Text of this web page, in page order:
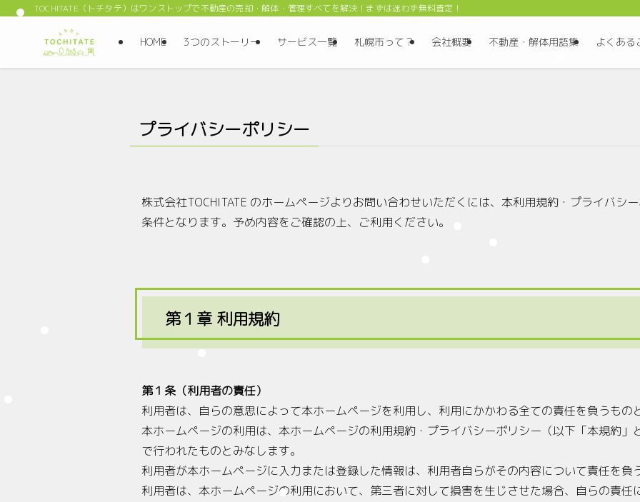
TOCHITATE（トチタテ）はワンストップで不動産の売却・解体・管理すべてを解決！まずは迷わず無料査定！
HOME 3つのストーリー サービス一覧 札幌市って？ 会社概要 不動産・解体用語集 よくある
プライバシーポリシー
株式会社TOCHITATE のホームページよりお問い合わせいただくには、本利用規約・プライバシ
条件となります。予め内容をご確認の上、ご利用ください。
第１章 利用規約
第１条（利用者の責任）
利用者は、自らの意思によって本ホームページを利用し、利用にかかわる全ての責任を負うもの
本ホームページの利用は、本ホームページの利用規約・プライバシーポリシー（以下「本規約」
で行われたものとみなします。
利用者が本ホームページに入力または登録した情報は、利用者自らがその内容について責任を負
利用者は、本ホームページの利用において、第三者に対して損害を生じさせた場合、自らの責